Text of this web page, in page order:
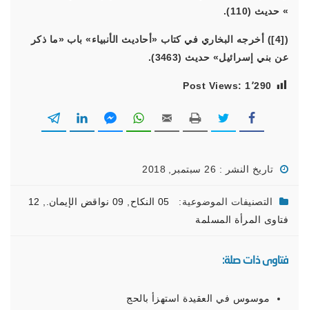
» حديث (110).
([4]) أخرجه البخاري في كتاب «أحاديث الأنبياء» باب «ما ذكر
عن بني إسرائيل» حديث (3463).
Post Views: 1٬290
تاريخ النشر : 26 سبتمبر, 2018
التصنيفات الموضوعية: 05 النكاح 09 نواقض الإيمان.
12
فتاوى المرأة المسلمة
فتاوى ذات صلة:
موسوس في العقيدة استهزأ بالحج